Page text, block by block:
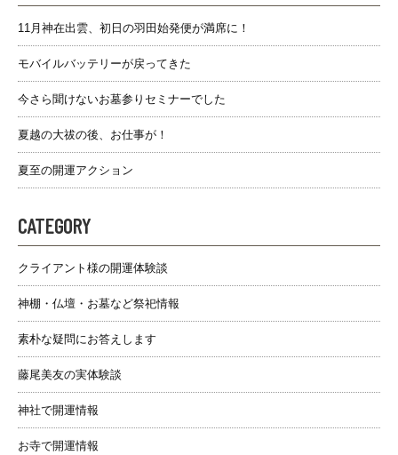
11月神在出雲、初日の羽田始発便が満席に！
モバイルバッテリーが戻ってきた
今さら聞けないお墓参りセミナーでした
夏越の大祓の後、お仕事が！
夏至の開運アクション
CATEGORY
クライアント様の開運体験談
神棚・仏壇・お墓など祭祀情報
素朴な疑問にお答えします
藤尾美友の実体験談
神社で開運情報
お寺で開運情報